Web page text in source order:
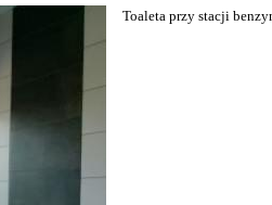
Toaleta przy stacji